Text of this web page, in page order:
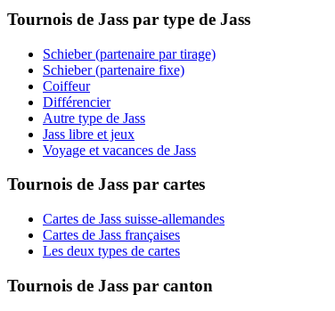
Tournois de Jass par type de Jass
Schieber (partenaire par tirage)
Schieber (partenaire fixe)
Coiffeur
Différencier
Autre type de Jass
Jass libre et jeux
Voyage et vacances de Jass
Tournois de Jass par cartes
Cartes de Jass suisse-allemandes
Cartes de Jass françaises
Les deux types de cartes
Tournois de Jass par canton